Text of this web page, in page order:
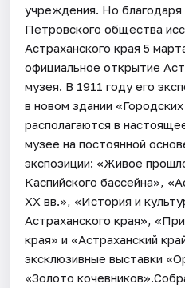
учреждения. Но благодаря
Петровского общества
Астраханского края 5
официальное открытие
музея. В 1911 году его
в новом здании
располагаются в
музее на постоянной
экспозиции: «Живое
Каспийского бассейна»,
XX вв.», «История и
Астраханского края»,
края» и «Астраханский
эксклюзивные выставки
«Золото